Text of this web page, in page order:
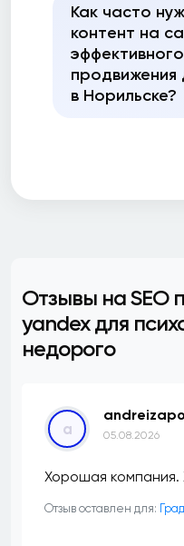
Как часто
контент на
эффективного
продвижения
в Норильске?
Отзывы на SEO
yandex для
недорого
a 05.08.2026
Хорошая
Отзыв оставлен для: